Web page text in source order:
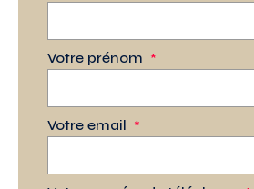
Votre prénom *
Votre email *